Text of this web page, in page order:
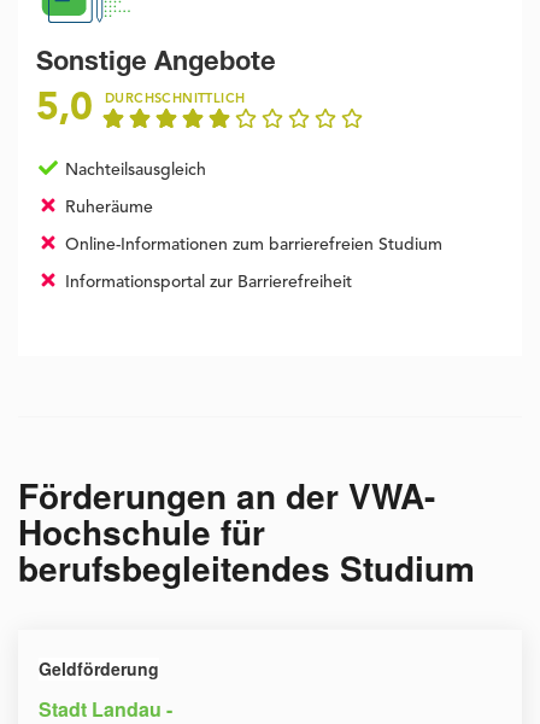
Sonstige Angebote
5,0 DURCHSCHNITTLICH
Nachteilsausgleich
Ruheräume
Online-Informationen zum barrierefreien Studium
Informationsportal zur Barrierefreiheit
Förderungen an derVWA-
Hochschule für
berufsbegleitendes Studium
Geldförderung
Stadt Landau -